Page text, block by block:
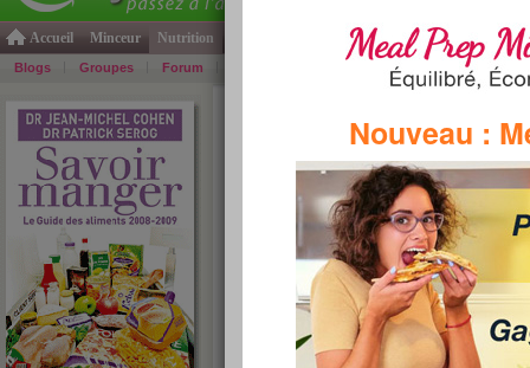
Accueil Minceur Nutrition Psycho & tests Forme & santé
Blogs Groupes Forum Bons Plans
Nouveau :